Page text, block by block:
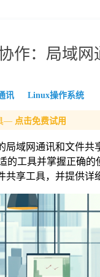
作：局域
讯 Linux操作系统
— 点击免费试用
局域网通讯和文件
的工具并掌握正确
享工具，并提供详